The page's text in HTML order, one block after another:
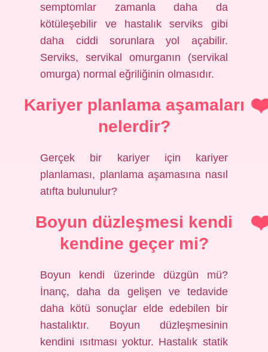
semptomlar zamanla daha da
kötüleşebilir ve hastalık serviks gibi
daha ciddi sorunlara yol açabilir.
Serviks, servikal omurganın (servikal
omurga) normal eğriliğinin olmasıdır.
Kariyer planlama aşamaları
nelerdir?
Gerçek bir kariyer için kariyer
planlaması, planlama aşamasına nasıl
atıfta bulunulur?
Boyun düzleşmesi kendi
kendine geçer mi?
Boyun kendi üzerinde düzgün mü?
İnanç, daha da gelişen ve tedavide
daha kötü sonuçlar elde edebilen bir
hastalıktır. Boyun düzleşmesinin
kendini ısıtması yoktur. Hastalık statik